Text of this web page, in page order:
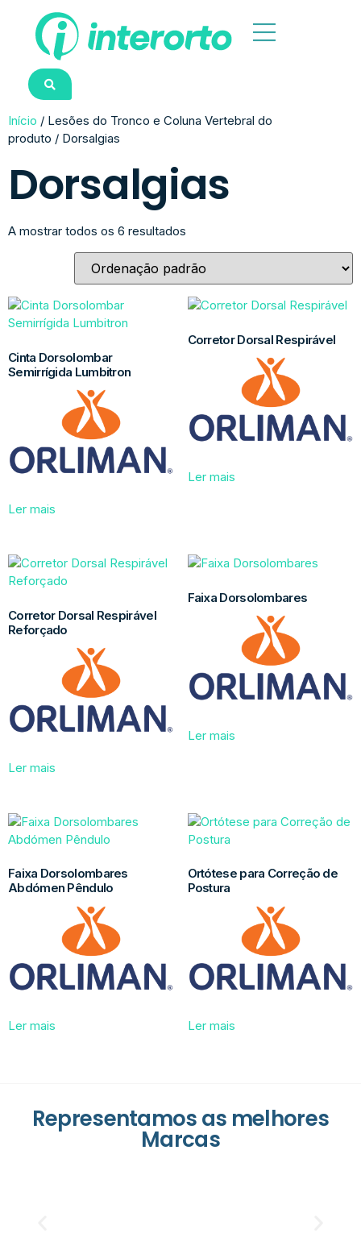
Início / Lesões do Tronco e Coluna Vertebral do
produto / Dorsalgias
Dorsalgias
A mostrar todos os 6 resultados
Cinta Dorsolombar
Semirrígida Lumbitron
Ler mais
Corretor Dorsal Respirável
Ler mais
Corretor Dorsal Respirável
Reforçado
Ler mais
Faixa Dorsolombares
Ler mais
Faixa Dorsolombares
Abdómen Pêndulo
Ler mais
Ortótese para Correção de
Postura
Ler mais
Representamos as melhores
Marcas